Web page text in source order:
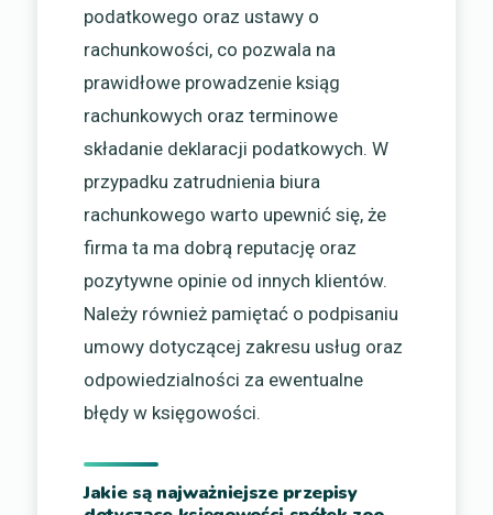
podatkowego oraz ustawy o
rachunkowości, co pozwala na
prawidłowe prowadzenie ksiąg
rachunkowych oraz terminowe
składanie deklaracji podatkowych. W
przypadku zatrudnienia biura
rachunkowego warto upewnić się, że
firma ta ma dobrą reputację oraz
pozytywne opinie od innych klientów.
Należy również pamiętać o podpisaniu
umowy dotyczącej zakresu usług oraz
odpowiedzialności za ewentualne
błędy w księgowości.
Jakie są najważniejsze przepisy